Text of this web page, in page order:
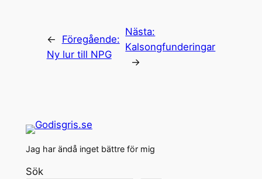
←
Föregående:
Ny lur till NPG
Nästa:
Kalsongfunderingar
→
Jag har ändå inget bättre för mig
Sök